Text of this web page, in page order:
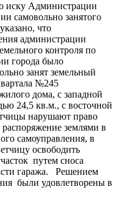
иску Администрации
самовольно занятого
что
администрации
контроля по
города было
занят земельный
№245
дома, с западной
24,5 кв.м., с восточной
нарушают право
землями в
самоуправления, в
освободить
путем сноса
гаража. Решением
были удовлетворены в